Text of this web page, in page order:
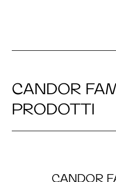
CANDOR
PRODOTTI
CANDOR